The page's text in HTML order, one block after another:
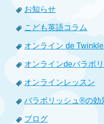
お知らせ
こども英語コラム
オンライン de
オンラインdeバラボ
オンラインレッスン
バラボリッシュ®の効
ブログ